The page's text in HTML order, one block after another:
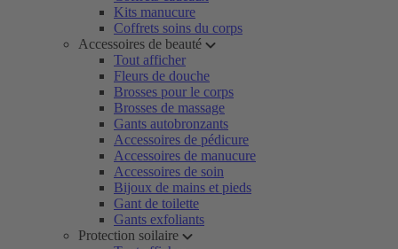
Kits manucure
Coffrets soins du corps
Accessoires de beauté
Tout afficher
Fleurs de douche
Brosses pour le corps
Brosses de massage
Gants autobronzants
Accessoires de pédicure
Accessoires de manucure
Accessoires de soin
Bijoux de mains et pieds
Gant de toilette
Gants exfoliants
Protection soilaire